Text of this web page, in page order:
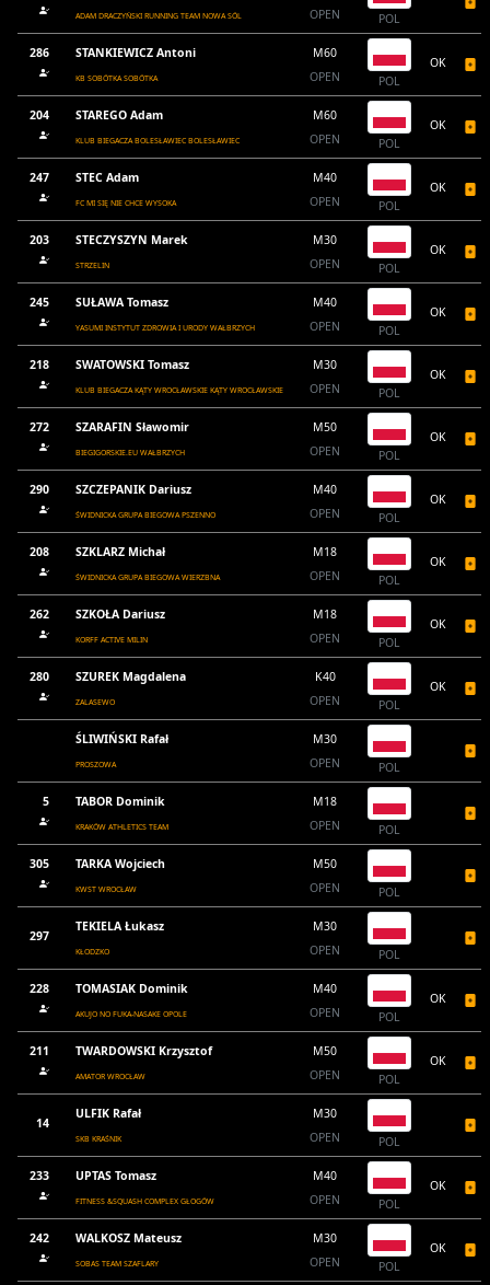
ADAM DRACZYŃSKI RUNNING TEAM NOWA SÓL
OPEN
POL
286 STANKIEWICZ Antoni
KB SOBÓTKA SOBÓTKA
M60
OPEN
POL
OK
204 STAREGO Adam
KLUB BIEGACZA BOLESŁAWIEC BOLESŁAWIEC
M60
OPEN
POL
OK
247 STEC Adam
FC MI SIĘ NIE CHCE WYSOKA
M40
OPEN
POL
OK
203 STECZYSZYN Marek
STRZELIN
M30
OPEN
POL
OK
245 SUŁAWA Tomasz
YASUMI INSTYTUT ZDROWIA I URODY WAŁBRZYCH
M40
OPEN
POL
OK
218 SWATOWSKI Tomasz
KLUB BIEGACZA KĄTY WROCŁAWSKIE KĄTY WROCŁAWSKIE
M30
OPEN
POL
OK
272 SZARAFIN Sławomir
BIEGIGORSKIE.EU WAŁBRZYCH
M50
OPEN
POL
OK
290 SZCZEPANIK Dariusz
ŚWIDNICKA GRUPA BIEGOWA PSZENNO
M40
OPEN
POL
OK
208 SZKLARZ Michał
ŚWIDNICKA GRUPA BIEGOWA WIERZBNA
M18
OPEN
POL
OK
262 SZKOŁA Dariusz
KORFF ACTIVE MILIN
M18
OPEN
POL
OK
280 SZUREK Magdalena
ZALASEWO
K40
OPEN
POL
OK
ŚLIWIŃSKI Rafał
PROSZOWA
M30
OPEN
POL
5 TABOR Dominik
KRAKÓW ATHLETICS TEAM
M18
OPEN
POL
305 TARKA Wojciech
KWST WROCŁAW
M50
OPEN
POL
297
TEKIELA Łukasz
KŁODZKO
M30
OPEN
POL
228 TOMASIAK Dominik
AKUJO NO FUKA-NASAKE OPOLE
M40
OPEN
POL
OK
211 TWARDOWSKI Krzysztof
AMATOR WROCŁAW
M50
OPEN
POL
OK
14
ULFIK Rafał
SKB KRAŚNIK
M30
OPEN
POL
233 UPTAS Tomasz
FITNESS &SQUASH COMPLEX GŁOGÓW
M40
OPEN
POL
OK
242 WALKOSZ Mateusz
SOBAS TEAM SZAFLARY
M30
OPEN
POL
OK